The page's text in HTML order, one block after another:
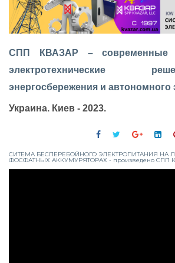
СПП КВАЗАР – современные
электротехнические
энергосбережения и автономного
Украина. Киев - 2023.
СИТЕМА БЕСПЕРЕБОЙНОГО ЭЛЕКТРОПИТАНИЯ НА
ФОСФАТНЫХ АККУМУРЯТОРАХ - произведено СПП